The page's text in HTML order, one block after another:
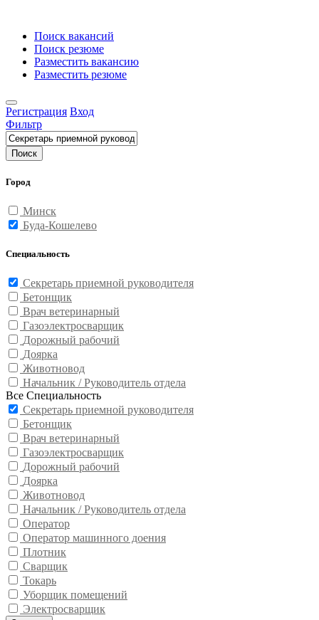
Поиск вакансий
Поиск резюме
Разместить вакансию
Разместить резюме
Регистрация Вход
Фильтр
Поиск
Город
Минск
Буда-Кошелево
Специальность
Секретарь приемной руководителя
Бетонщик
Врач ветеринарный
Газоэлектросварщик
Дорожный рабочий
Доярка
Животновод
Начальник / Руководитель отдела
Все Специальность
Секретарь приемной руководителя
Бетонщик
Врач ветеринарный
Газоэлектросварщик
Дорожный рабочий
Доярка
Животновод
Начальник / Руководитель отдела
Оператор
Оператор машинного доения
Плотник
Сварщик
Токарь
Уборщик помещений
Электросварщик